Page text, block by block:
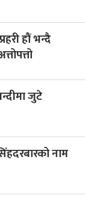
हौं भन्दै
जुटे
नाम